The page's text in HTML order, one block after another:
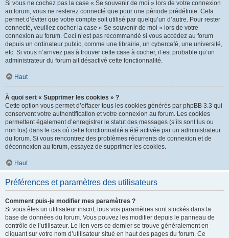
Si vous ne cochez pas la case « Se souvenir de moi » lors de votre connexion
au forum, vous ne resterez connecté que pour une période prédéfinie. Cela
permet d’éviter que votre compte soit utilisé par quelqu’un d’autre. Pour rester
connecté, veuillez cocher la case « Se souvenir de moi » lors de votre
connexion au forum. Ceci n’est pas recommandé si vous accédez au forum
depuis un ordinateur public, comme une librairie, un cybercafé, une université,
etc. Si vous n’arrivez pas à trouver cette case à cocher, il est probable qu’un
administrateur du forum ait désactivé cette fonctionnalité.
Haut
À quoi sert « Supprimer les cookies » ?
Cette option vous permet d’effacer tous les cookies générés par phpBB 3.3 qui
conservent votre authentification et votre connexion au forum. Les cookies
permettent également d’enregistrer le statut des messages (s’ils sont lus ou
non lus) dans le cas où cette fonctionnalité a été activée par un administrateur
du forum. Si vous rencontrez des problèmes récurrents de connexion et de
déconnexion au forum, essayez de supprimer les cookies.
Haut
Préférences et paramètres des utilisateurs
Comment puis-je modifier mes paramètres ?
Si vous êtes un utilisateur inscrit, tous vos paramètres sont stockés dans la
base de données du forum. Vous pouvez les modifier depuis le panneau de
contrôle de l’utilisateur. Le lien vers ce dernier se trouve généralement en
cliquant sur votre nom d’utilisateur situé en haut des pages du forum. Ce